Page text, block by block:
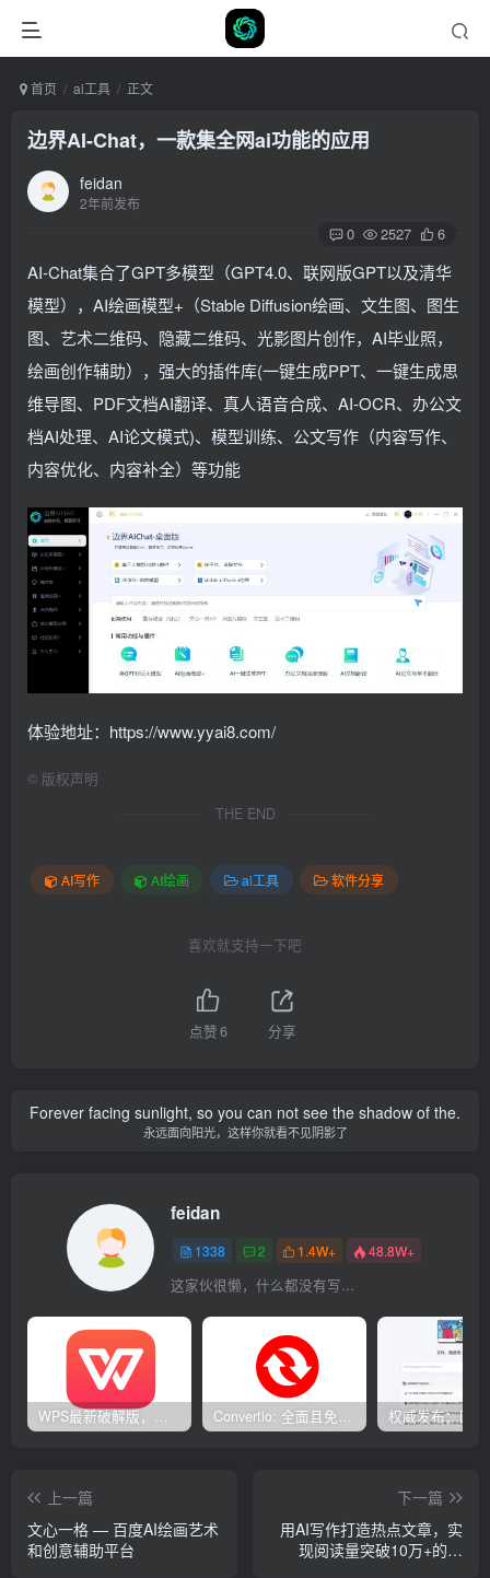
首页 ai工具 正文
边界AI-Chat，一款集全网ai功能的应用
feidan
2年前发布
0 2527 6
AI-Chat集合了GPT多模型（GPT4.0、联网版GPT以及清华
模型），AI绘画模型+（Stable Diffusion绘画、文生图、图生
图、艺术二维码、隐藏二维码、光影图片创作，AI毕业照，
绘画创作辅助），强大的插件库(一键生成PPT、一键生成思
维导图、PDF文档AI翻译、真人语音合成、AI-OCR、办公文
档AI处理、AI论文模式)、模型训练、公文写作（内容写作、
内容优化、内容补全）等功能
体验地址：https://www.yyai8.com/
© 版权声明
THE END
AI写作 AI绘画 ai工具 软件分享
喜欢就支持一下吧
点赞6 分享
Forever facing sunlight, so you can not see the shadow of the.
永远面向阳光，这样你就看不见阴影了
feidan
1338 2 1.4W+ 48.8W+
这家伙很懒，什么都没有写...
WPS最新破解版，已永久激活，无限制使用！ Convertio: 全面且免费的在线文件转换工具
上一篇
文心一格 — 百度AI绘画艺术
和创意辅助平台
下一篇
用AI写作打造热点文章，实
现阅读量突破10万+的佳